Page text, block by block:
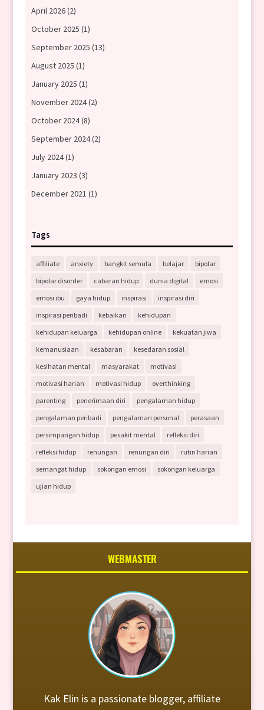
April 2026(2)
October 2025 (1)
September 2025 (13)
August 2025 (1)
January 2025 (1)
November 2024(2)
October 2024(8)
September 2024(2)
July 2024(1)
January 2023 (3)
December 2021 (1)
Tags
affiliate anxiety bangkit semula belajar
bipolar
bipolar disorder
cabaran hidup dunia digital
emosi
emosi ibu
gaya hidup inspirasi
inspirasi diri
inspirasi peribadi
kebaikan
kehidupan
kehidupan keluarga
kehidupan online
kekuatan jiwa
kemanusiaan
kesabaran
kesedaran sosial
kesihatan mental
masyarakat
motivasi
motivasi harian
motivasi hidup
overthinking
parenting
penerimaan diri
pengalaman hidup
pengalaman peribadi
pengalaman personal
perasaan
persimpangan hidup
pesakit mental
refleksi diri
refleksi hidup
renungan renungan diri
rutin harian
semangat hidup
sokongan emosi
sokongan keluarga
ujian hidup
WEBMASTER
Kak Elin is a passionate blogger, affiliate